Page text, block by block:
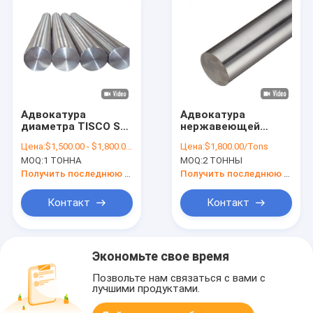
Адвокатура
диаметра TISCO SS
нержавеющей
стали Aisi 316
круглая
Цена:$1,500.00 - $1,800.00/Tons
MOQ:1 ТОННА
Получить последнюю цену
Контакт
Адвокатура
нержавеющей
SS штанга 17-7PH
15-5PH 5mm круглая
Цена:$1,800.00/Tons
MOQ:2 ТОННЫ
Получить последнюю цену
Контакт
Экономьте свое время
Позвольте нам связаться с вами с
лучшими продуктами.